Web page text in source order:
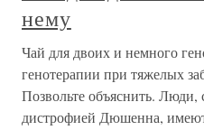
нему
Чай для двоих и немного
генотерапии при тяжелых
Позвольте объяснить.
дистрофией Дюшенна,